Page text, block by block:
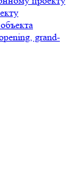
grand-